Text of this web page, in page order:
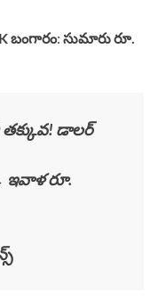
బంగారం: సుమారు రూ.
డాలర్
ఇవాళ రూ.